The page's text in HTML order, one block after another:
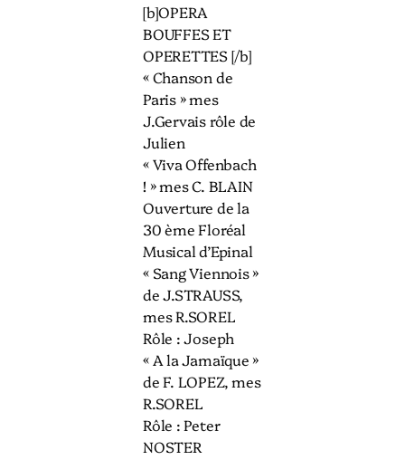
[b]OPERA
BOUFFES ET
OPERETTES [/b]
« Chanson de
Paris » mes
J.Gervais rôle de
Julien
« Viva Offenbach
! » mes C. BLAIN
Ouverture de la
30 ème Floréal
Musical d’Epinal
« Sang Viennois »
de J.STRAUSS,
mes R.SOREL
Rôle : Joseph
« A la Jamaïque »
de F. LOPEZ, mes
R.SOREL
Rôle : Peter
NOSTER